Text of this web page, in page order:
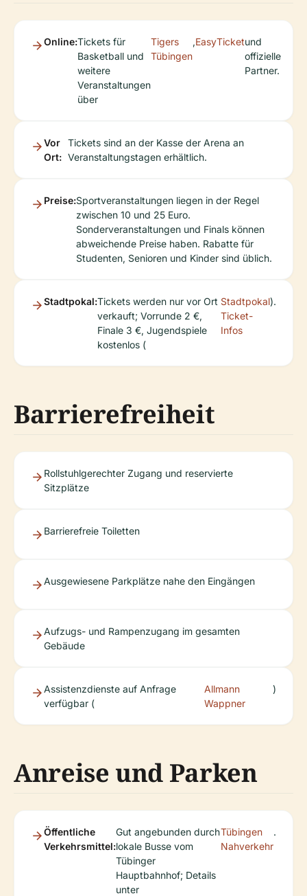
Online:Tickets für
Basketball und
weitere
Veranstaltungen
über
Tigers
Tübingen
,EasyTicketund
offizielle
Partner.
Vor
Ort:
Tickets sind an der Kasse der Arena an
Veranstaltungstagen erhältlich.
Preise:Sportveranstaltungen liegen in der Regel
zwischen 10 und 25 Euro.
Sonderveranstaltungen und Finals können
abweichende Preise haben. Rabatte für
Studenten, Senioren und Kinder sind üblich.
Stadtpokal:Tickets werden nur vor Ort
verkauft; Vorrunde 2 €,
Finale 3 €, Jugendspiele
kostenlos (
Stadtpokal
Ticket-
Infos
).
Barrierefreiheit
Rollstuhlgerechter Zugang und reservierte
Sitzplätze
Barrierefreie Toiletten
Ausgewiesene Parkplätze nahe den Eingängen
Aufzugs- und Rampenzugang im gesamten
Gebäude
Assistenzdienste auf Anfrage
verfügbar (
Allmann
Wappner
)
Anreise und Parken
Öffentliche
Verkehrsmittel:
Gut angebunden durch
lokale Busse vom
Tübinger
Hauptbahnhof; Details
unter
Tübingen
Nahverkehr
.